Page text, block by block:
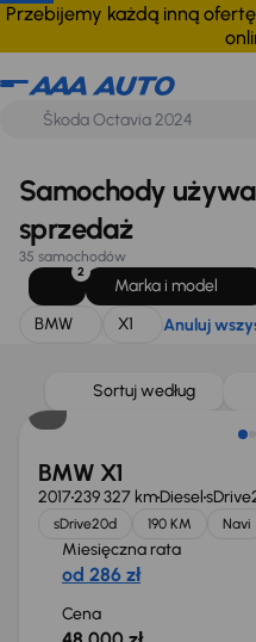
Przebijemy każdą inną
BMW X1 Anuluj
Samochody
sprzedaż
35 samochodów
2
Marka i model
BMW
X1 Anuluj
Sortuj według
Świeżo skupione
BMW X1
2017239 327 kmDiesel
sDrive20d 190 KM Navi
Miesięczna rata
od 286 zł
Cena